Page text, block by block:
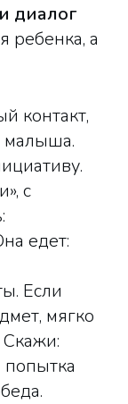
диалог
ребенка, а
контакт,
малыша.
с
едет:
Если
мягко
Скажи:
попытка